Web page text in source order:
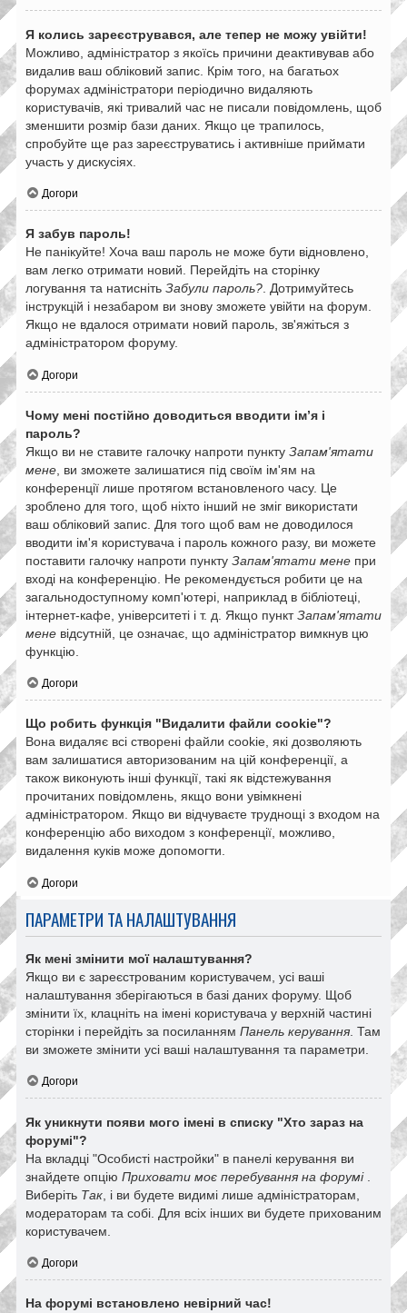
Я колись зареєструвався, але тепер не можу увійти!
Можливо, адміністратор з якоїсь причини деактивував або
видалив ваш обліковий запис. Крім того, на багатьох
форумах адміністратори періодично видаляють
користувачів, які тривалий час не писали повідомлень, щоб
зменшити розмір бази даних. Якщо це трапилось,
спробуйте ще раз зареєструватись і активніше приймати
участь у дискусіях.
Догори
Я забув пароль!
Не панікуйте! Хоча ваш пароль не може бути відновлено,
вам легко отримати новий. Перейдіть на сторінку
логування та натисніть Забули пароль?. Дотримуйтесь
інструкцій і незабаром ви знову зможете увійти на форум.
Якщо не вдалося отримати новий пароль, зв'яжіться з
адміністратором форуму.
Догори
Чому мені постійно доводиться вводити ім’я і
пароль?
Якщо ви не ставите галочку напроти пункту Запам'ятати
мене , ви зможете залишатися під своїм ім'ям на
конференції лише протягом встановленого часу. Це
зроблено для того, щоб ніхто інший не зміг використати
ваш обліковий запис. Для того щоб вам не доводилося
вводити ім'я користувача і пароль кожного разу, ви можете
поставити галочку напроти пункту Запам'ятати мене при
вході на конференцію. Не рекомендується робити це на
загальнодоступному комп'ютері, наприклад в бібліотеці,
інтернет-кафе, університеті і т. д. Якщо пунктЗапам'ятати
мене відсутній, це означає, що адміністратор вимкнув цю
функцію.
Догори
Що робить функція "Видалити файли cookie"?
Вона видаляє всі створені файли cookie, які дозволяють
вам залишатися авторизованим на цій конференції, а
також виконують інші функції, такі як відстежування
прочитаних повідомлень, якщо вони увімкнені
адміністратором. Якщо ви відчуваєте труднощі з входом на
конференцію або виходом з конференції, можливо,
видалення куків може допомогти.
Догори
ПАРАМЕТРИ ТА НАЛАШТУВАННЯ
Як мені змінити мої налаштування?
Якщо ви є зареєстрованим користувачем, усі ваші
налаштування зберігаються в базі даних форуму. Щоб
змінити їх, клацніть на імені користувача у верхній частині
сторінки і перейдіть за посиланням Панель керування. Там
ви зможете змінити усі ваші налаштування та параметри.
Догори
Як уникнути появи мого імені в списку "Хто зараз на
форумі"?
На вкладці "Особисті настройки" в панелі керування ви
знайдете опцію Приховати моє перебування на форумі
Виберіть Так , і ви будете видимі лише адміністраторам,
модераторам та собі. Для всіх інших ви будете прихованим
користувачем.
Догори
На форумі встановлено невірний час!